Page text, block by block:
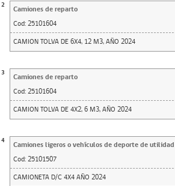
2
Camiones de reparto
Cod: 25101604
CAMION TOLVA DE 6X4, 12 M3, AÑO 2024
3
Camiones de reparto
Cod: 25101604
CAMION TOLVA DE 4X2, 6 M3, AÑO 2024
4
Camiones ligeros o vehículos de deporte de utilidad
Cod: 25101507
CAMIONETA D/C 4X4 AÑO 2024